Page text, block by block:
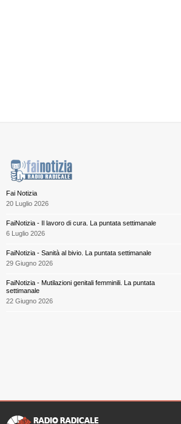
Fai Notizia
20 Luglio 2026
FaiNotizia - Il lavoro di cura. La puntata settimanale
6 Luglio 2026
FaiNotizia - Sanità al bivio. La puntata settimanale
29 Giugno 2026
FaiNotizia - Mutilazioni genitali femminili. La puntata
settimanale
22 Giugno 2026